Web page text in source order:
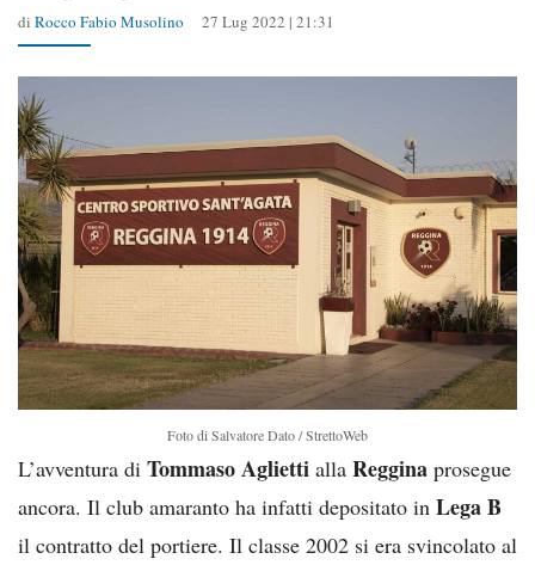
di Rocco Fabio Musolino 27 Lug 2022 | 21:31
Foto di Salvatore Dato / StrettoWeb
L’avventura di Tommaso Aglietti alla Reggina prosegue
ancora. Il club amaranto ha infatti depositato in Lega B
il contratto del portiere. Il classe 2002 si era svincolato al